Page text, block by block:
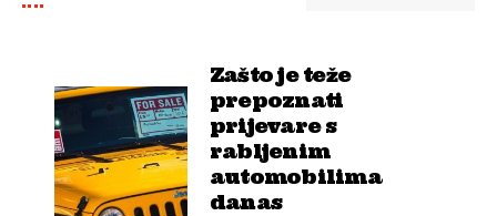
Zašto je teže
prepoznati
prijevare s
rabljenim
automobilima
danas